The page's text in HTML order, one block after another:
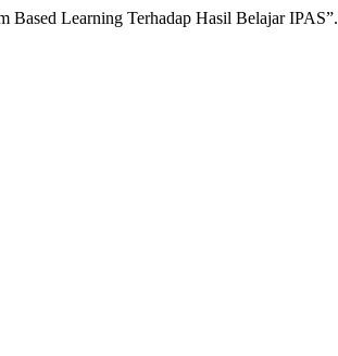
Based Learning Terhadap Hasil Belajar IPAS”.